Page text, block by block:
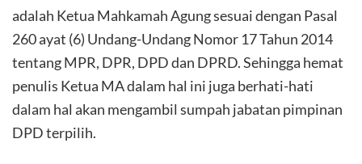
adalah Ketua Mahkamah Agung sesuai dengan Pasal
260 ayat (6) Undang-Undang Nomor 17 Tahun 2014
tentang MPR, DPR, DPD dan DPRD. Sehingga hemat
penulis Ketua MA dalam hal ini juga berhati-hati
dalam hal akan mengambil sumpah jabatan pimpinan
DPD terpilih.